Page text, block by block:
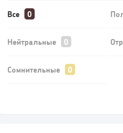
Все
Нейтральные
Сомнительные